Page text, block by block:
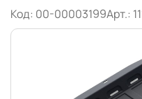
Код: 00-00003199Арт.: